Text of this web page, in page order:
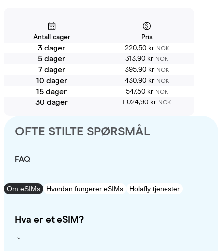
Antall dager Pris
3 dager 220,50 kr NOK
5 dager 313,90 kr NOK
7 dager 395,90 kr NOK
10 dager 430,90 kr NOK
15 dager 547,50 kr NOK
30 dager 1 024,90 kr NOK
OFTE STILTE SPØRSMÅL
FAQ
Om eSIMs Hvordan fungerer eSIMs Holafly tjenester
Hva er et eSIM?